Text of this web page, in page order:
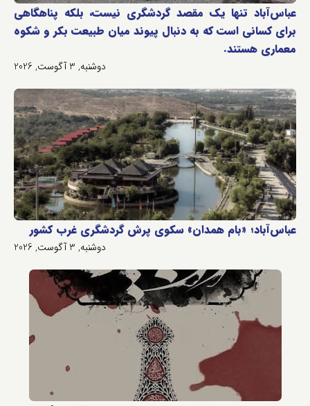
عباس‌آباد تنها یک مقصد گردشگری نیست، بلکه پناهگاهی
برای کسانی است که به دنبال پیوند میان طبیعت بکر و شکوه
معماری هستند.
دوشنبه, 3 آگوست, 2026
عباس‌آباد؛ «بام همدان» سکوی پرش گردشگری غرب کشور
دوشنبه, 3 آگوست, 2026